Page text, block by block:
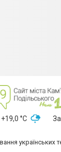
+19,0 °С
українських